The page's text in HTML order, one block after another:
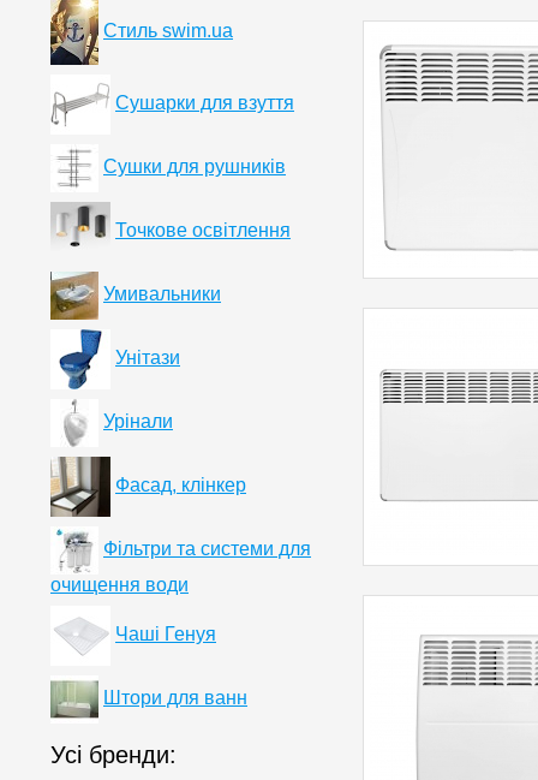
Стиль swim.ua
Сушарки для взуття
Сушки для рушників
Точкове освітлення
Умивальники
Унітази
Урінали
Фасад, клінкер
Фільтри та системи для
очищення води
Чаші Генуя
Штори для ванн
Усі бренди: